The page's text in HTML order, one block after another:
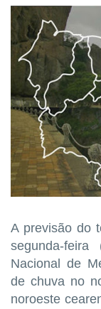
A previsão do
segunda-
Nacional de
de chuva no
noroeste